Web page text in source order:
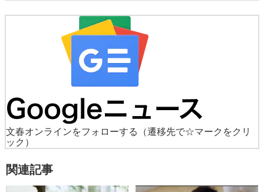
文春オンラインをフォローする
（遷移先で☆マークをクリ
ック）
関連記事